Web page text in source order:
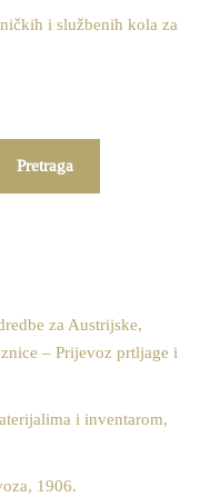
i službenih kola za
Pretraga
za Austrijske,
– Prijevoz prtljage i
i inventarom,
1906.